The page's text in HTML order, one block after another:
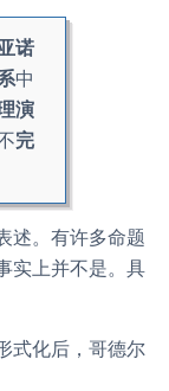
诺
中
演
完
述。有许多命题
实上并不是。具
式化后，哥德尔